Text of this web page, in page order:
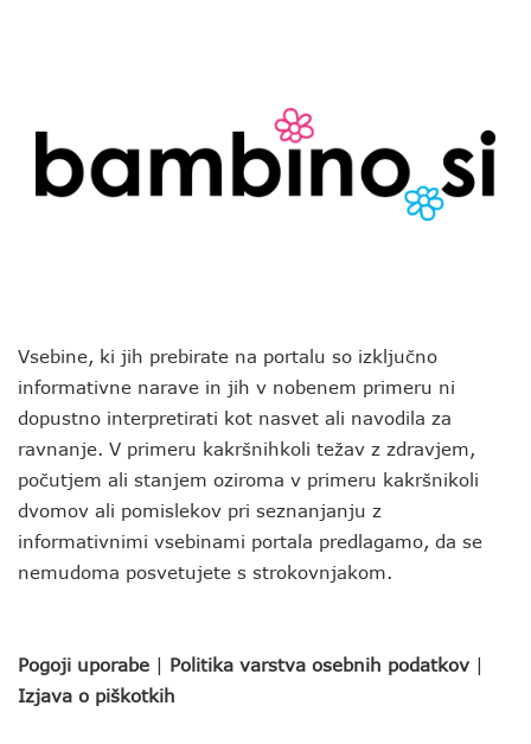
Vsebine, ki jih prebirate na portalu so izključno
informativne narave in jih v nobenem primeru ni
dopustno interpretirati kot nasvet ali navodila za
ravnanje. V primeru kakršnihkoli težav z zdravjem,
počutjem ali stanjem oziroma v primeru kakršnikoli
dvomov ali pomislekov pri seznanjanju z
informativnimi vsebinami portala predlagamo, da se
nemudoma posvetujete s strokovnjakom.
Pogoji uporabe | Politika varstva osebnih podatkov |
Izjava o piškotkih